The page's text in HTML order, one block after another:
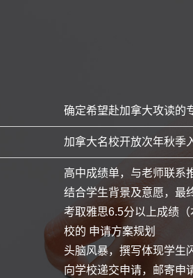
确定希望赴加拿大攻读的
加拿大名校开放次年秋季
高中成绩单，与老师联系
结合学生背景及意愿，最
考取雅思6.5分以上成绩
校的 申请方案规划
头脑风暴，撰写体现学生
向学校递交申请，邮寄申